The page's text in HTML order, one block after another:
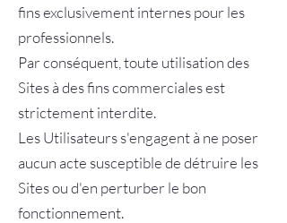
fins exclusivement internes pour les
professionnels.
Par conséquent, toute utilisation des
Sites à des fins commerciales est
strictement interdite.
Les Utilisateurs s'engagent à ne poser
aucun acte susceptible de détruire les
Sites ou d'en perturber le bon
fonctionnement.